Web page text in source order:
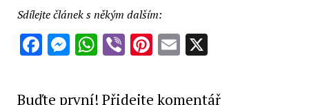
Sdílejte článek s někým dalším:
Facebook
Messenger
WhatsApp
ViberPinterest
Email
X
Buďte první! Přidejte komentář